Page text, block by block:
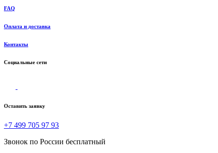
FAQ
Оплата и доставка
Контакты
Социальные сети
Оставить заявку
+7 499 705 97 93
Звонок по России бесплатный